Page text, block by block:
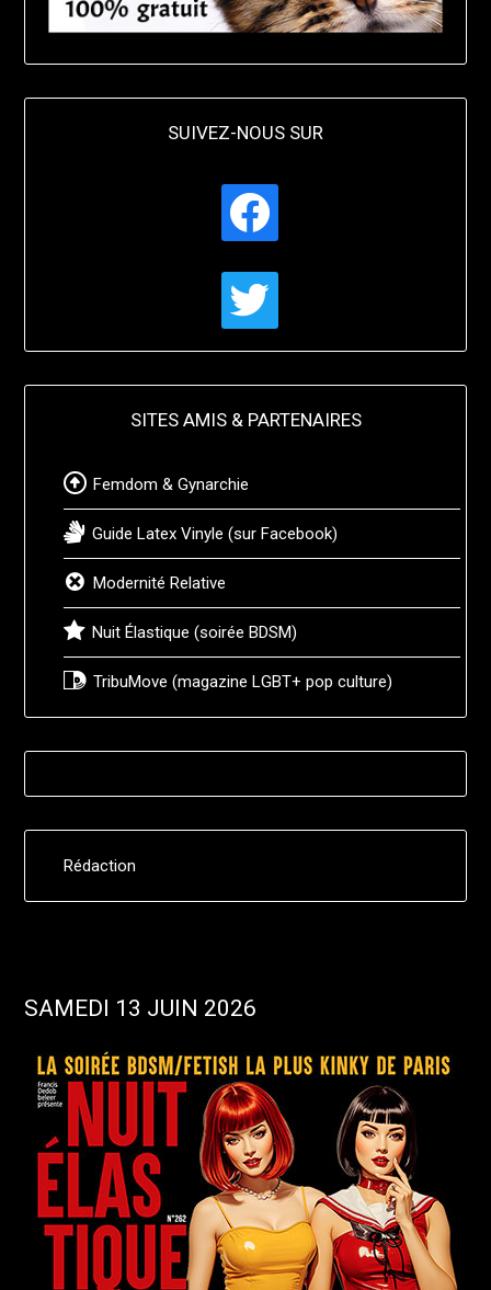
SUIVEZ-NOUS SUR
facebook
twitter
SITES AMIS & PARTENAIRES
Femdom & Gynarchie
Guide Latex Vinyle (sur Facebook)
Modernité Relative
Nuit Élastique (soirée BDSM)
TribuMove (magazine LGBT+ pop culture)
Rédaction
SAMEDI 13 JUIN 2026